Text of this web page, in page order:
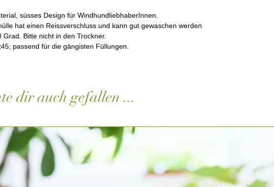
süsses Design für WindhundliebhaberInnen.
hat einen Reissverschluss und kann gut gewaschen werden
Grad. Bitte nicht in den Trockner.
passend für die gängisten Füllungen.
dir auch gefallen ...